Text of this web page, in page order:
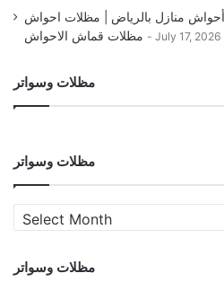
منازل بالرياض | مظلات احواش
مظلات قماش الاحواش
July 17, 2026
مظلات وسواتر
مظلات وسواتر
مظلات
وسواتر
مظلات وسواتر